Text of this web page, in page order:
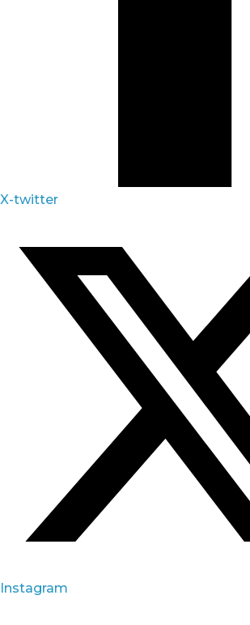
X-twitter
Instagram